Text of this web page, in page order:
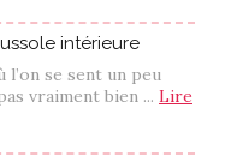
intérieure
se sent un peu
vraiment bien ... Lire